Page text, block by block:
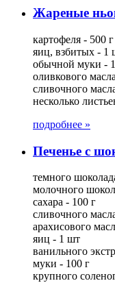
Жареные
картофеля - 500 г
яиц, взбитых - 1
обычной муки -
оливкового
сливочного
несколько
подробнее »
Печенье с
темного
молочного
сахара - 100 г
сливочного
арахисового
яиц - 1 шт
ванильного
муки - 100 г
крупного